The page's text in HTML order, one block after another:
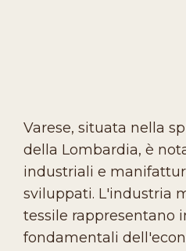
Varese, situata nella
della Lombardia, è
industriali e
sviluppati. L'industria
tessile rappresentano
fondamentali